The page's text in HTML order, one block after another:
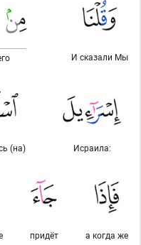
И сказали Мы
Исраила:
(на)
а когда же
придёт